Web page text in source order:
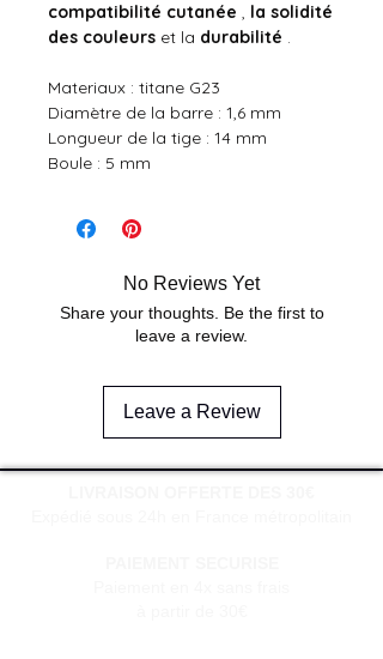
compatibilité cutanée , la solidité
des couleurs et la durabilité .
Materiaux : titane G23
Diamètre de la barre : 1,6 mm
Longueur de la tige : 14 mm
Boule : 5 mm
No Reviews Yet
Share your thoughts. Be the first to
leave a review.
Leave a Review